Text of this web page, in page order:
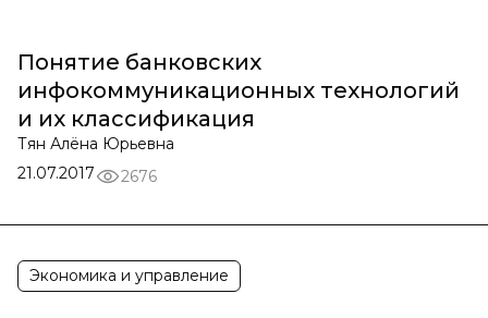
Понятие банковских
инфокоммуникационных технологий
и их классификация
Тян Алёна Юрьевна
21.07.2017
2676
Экономика и управление